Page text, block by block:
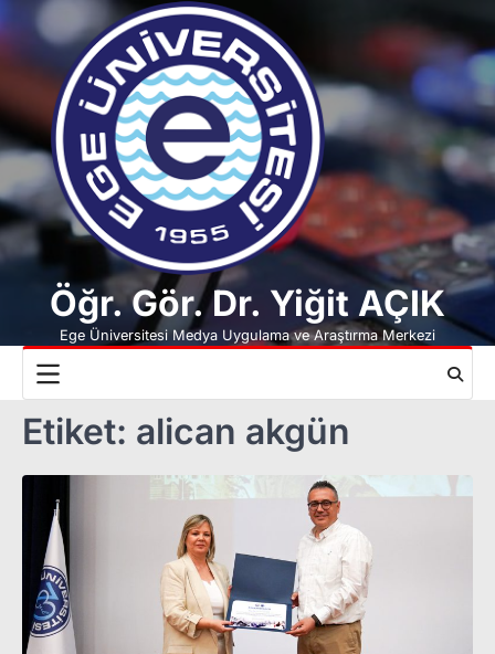
to
Öğr. Gör. Dr. Yiğit AÇIK
Ege Üniversitesi Medya Uygulama ve Araştırma Merkezi
Etiket: alican akgün